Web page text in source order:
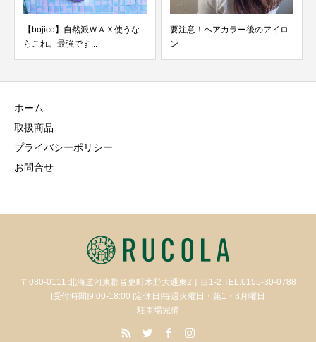
【bojico】自然派ＷＡＸ使うな
らこれ。最強です...
要注意！ヘアカラー後のアイロ
ン
ホーム
取扱商品
プライバシーポリシー
お問合せ
〒080-0111 北海道河東郡音更町木野大通東2丁目1-2 TEL.0155-30-0788
[受付時間]9:00-18:00 [定休日]毎週火曜日・第1・3月曜日
駐車場完備